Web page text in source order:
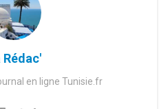
Rédac'
en ligne Tunisie.fr